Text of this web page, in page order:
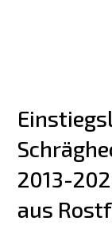
2013-
aus